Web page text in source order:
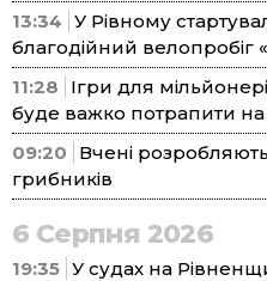
13:34 У Рівному
благодійний велопробіг
11:28
Ігри для
буде важко потрапити
09:20
Вчені
грибників
6 Серпня 2026
19:35 У судах на